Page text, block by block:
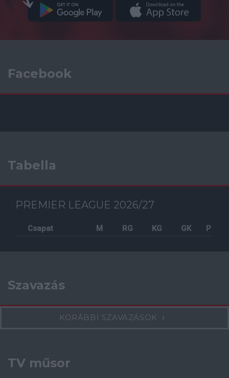
Facebook
Tabella
PREMIER LEAGUE 2026/27
Csapat M RG KG GK P
Szavazás
KORÁBBI SZAVAZÁSOK
TV műsor